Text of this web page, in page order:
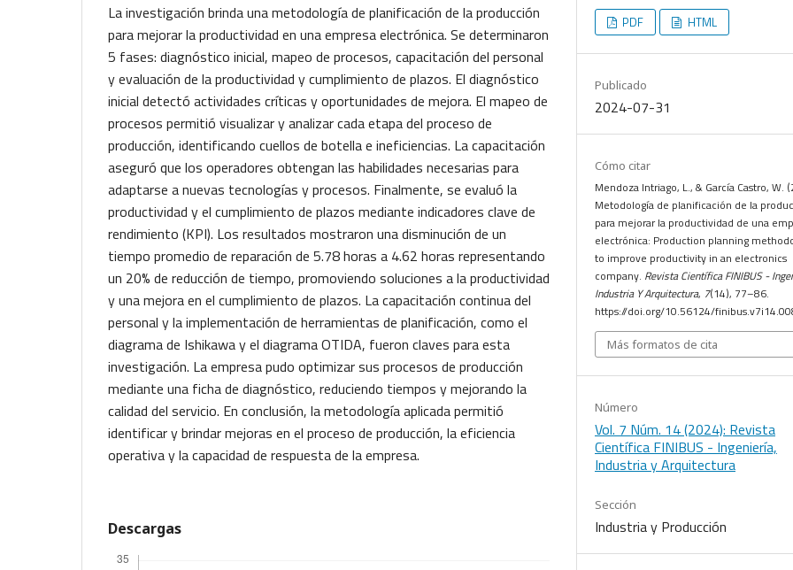
La investigación brinda una metodología de planificación de la producción
para mejorar la productividad en una empresa electrónica. Se determinaron
5 fases: diagnóstico inicial, mapeo de procesos, capacitación del personal
y evaluación de la productividad y cumplimiento de plazos. El diagnóstico
inicial detectó actividades críticas y oportunidades de mejora. El mapeo de
procesos permitió visualizar y analizar cada etapa del proceso de
producción, identificando cuellos de botella e ineficiencias. La capacitación
aseguró que los operadores obtengan las habilidades necesarias para
adaptarse a nuevas tecnologías y procesos. Finalmente, se evaluó la
productividad y el cumplimiento de plazos mediante indicadores clave de
rendimiento (KPI). Los resultados mostraron una disminución de un
tiempo promedio de reparación de 5.78 horas a 4.62 horas representando
un 20% de reducción de tiempo, promoviendo soluciones a la productividad
y una mejora en el cumplimiento de plazos. La capacitación continua del
personal y la implementación de herramientas de planificación, como el
diagrama de Ishikawa y el diagrama OTIDA, fueron claves para esta
investigación. La empresa pudo optimizar sus procesos de producción
mediante una ficha de diagnóstico, reduciendo tiempos y mejorando la
calidad del servicio. En conclusión, la metodología aplicada permitió
identificar y brindar mejoras en el proceso de producción, la eficiencia
operativa y la capacidad de respuesta de la empresa.
Descargas
PDF HTML
Publicado
2024-07-31
Cómo citar
Mendoza Intriago, L., & García Castro, W.
Metodología de planificación de la
para mejorar la productividad de una
electrónica: Production planning
to improve productivity in an electronics
company. Revista Científica FINIBUS -
Industria Y Arquitectura, 7(14), 77–86.
https://doi.org/10.56124/
Más formatos de cita
Número
Vol. 7 Núm. 14 (2024): Revista
Científica FINIBUS - Ingeniería,
Industria y Arquitectura
Sección
Industria y Producción